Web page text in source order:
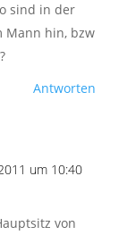
sind in der
Mann hin, bzw
Antworten
um 10:40
von